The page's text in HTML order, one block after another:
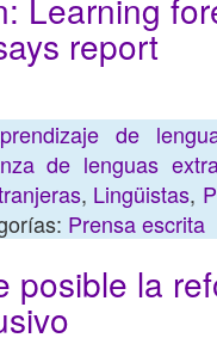
Learning
report
de
de lenguas
, Lingüistas,
Prensa escrita
posible la